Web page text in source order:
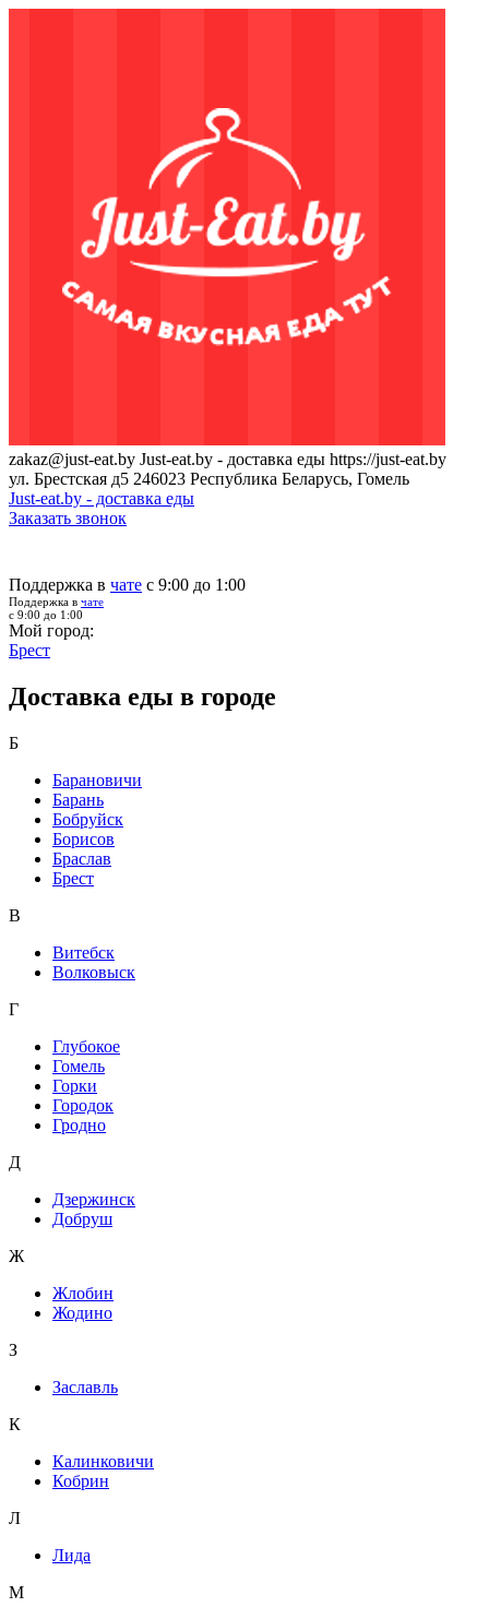
zakaz@just-eat.by Just-eat.by - доставка еды https://just-eat.by
ул. Брестская д5 246023 Республика Беларусь, Гомель
Just-eat.by - доставка еды
Заказать звонок
Поддержка в чате с 9:00 до 1:00
Поддержка в чате
с 9:00 до 1:00
Мой город:
Брест
Доставка еды в городе
Б
Барановичи
Барань
Бобруйск
Борисов
Браслав
Брест
В
Витебск
Волковыск
Г
Глубокое
Гомель
Горки
Городок
Гродно
Д
Дзержинск
Добруш
Ж
Жлобин
Жодино
З
Заславль
К
Калинковичи
Кобрин
Л
Лида
М